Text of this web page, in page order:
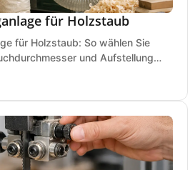
für Holzstaub
für Holzstaub: So wählen Sie
und Aufstellung